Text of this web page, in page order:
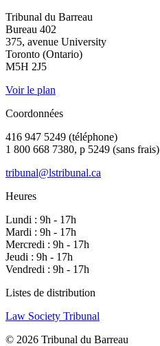
Tribunal du Barreau
Bureau 402
375, avenue University
Toronto (Ontario)
M5H 2J5
Voir le plan
Coordonnées
416 947 5249 (téléphone)
1 800 668 7380, p 5249 (sans frais)
tribunal@lstribunal.ca
Heures
Lundi : 9h - 17h
Mardi : 9h - 17h
Mercredi : 9h - 17h
Jeudi : 9h - 17h
Vendredi : 9h - 17h
Listes de distribution
Law Society Tribunal
© 2026 Tribunal du Barreau